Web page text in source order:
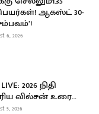
ஆகஸ்ட் 30-
6, 2026
2026 நிதி
வில்சன் உரை…
5, 2026